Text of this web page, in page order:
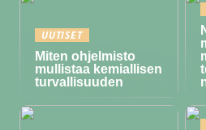
UUTISET
Miten ohjelmisto
mullistaa kemiallisen
turvallisuuden